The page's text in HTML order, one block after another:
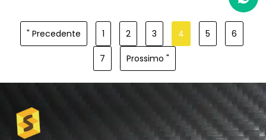
" Precedente 1 2 3 4 5 6
7 Prossimo "